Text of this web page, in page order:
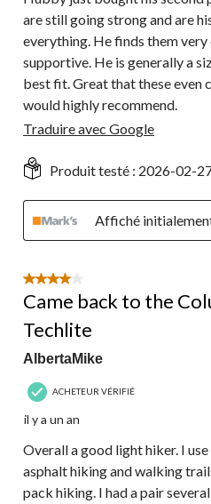
are still going strong and are
everything. He finds them
supportive. He is generally a
best fit. Great that these even
would highly recommend.
Traduire avec Google
Produit testé : 2026-02-
Affiché
4 étoile(s) sur 5.
Came back to the
Techlite
AlbertaMike
ACHETEUR VÉRIFIÉ
il y a un an
Overall a good light hiker. I
asphalt hiking and walking
pack hiking. I had a pair